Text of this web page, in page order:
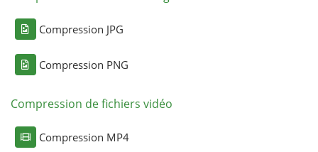
Compression JPG
Compression PNG
Compression de fichiers vidéo
Compression MP4